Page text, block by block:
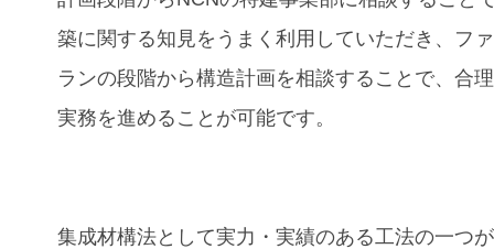
築に関する知見をうまく利用していただき、フ
ランの段階から構造計画を相談することで、合
実務を進めることが可能です。
集成材構法として実力・実績のある工法の一つ